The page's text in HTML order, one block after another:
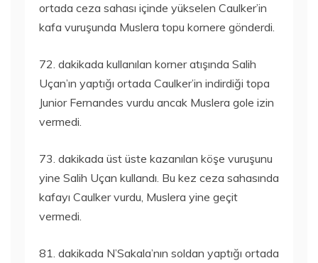
ortada ceza sahası içinde yükselen Caulker’in
kafa vuruşunda Muslera topu kornere gönderdi.
72. dakikada kullanılan korner atışında Salih
Uçan’ın yaptığı ortada Caulker’in indirdiği topa
Junior Fernandes vurdu ancak Muslera gole izin
vermedi.
73. dakikada üst üste kazanılan köşe vuruşunu
yine Salih Uçan kullandı. Bu kez ceza sahasında
kafayı Caulker vurdu, Muslera yine geçit
vermedi.
81. dakikada N’Sakala’nın soldan yaptığı ortada